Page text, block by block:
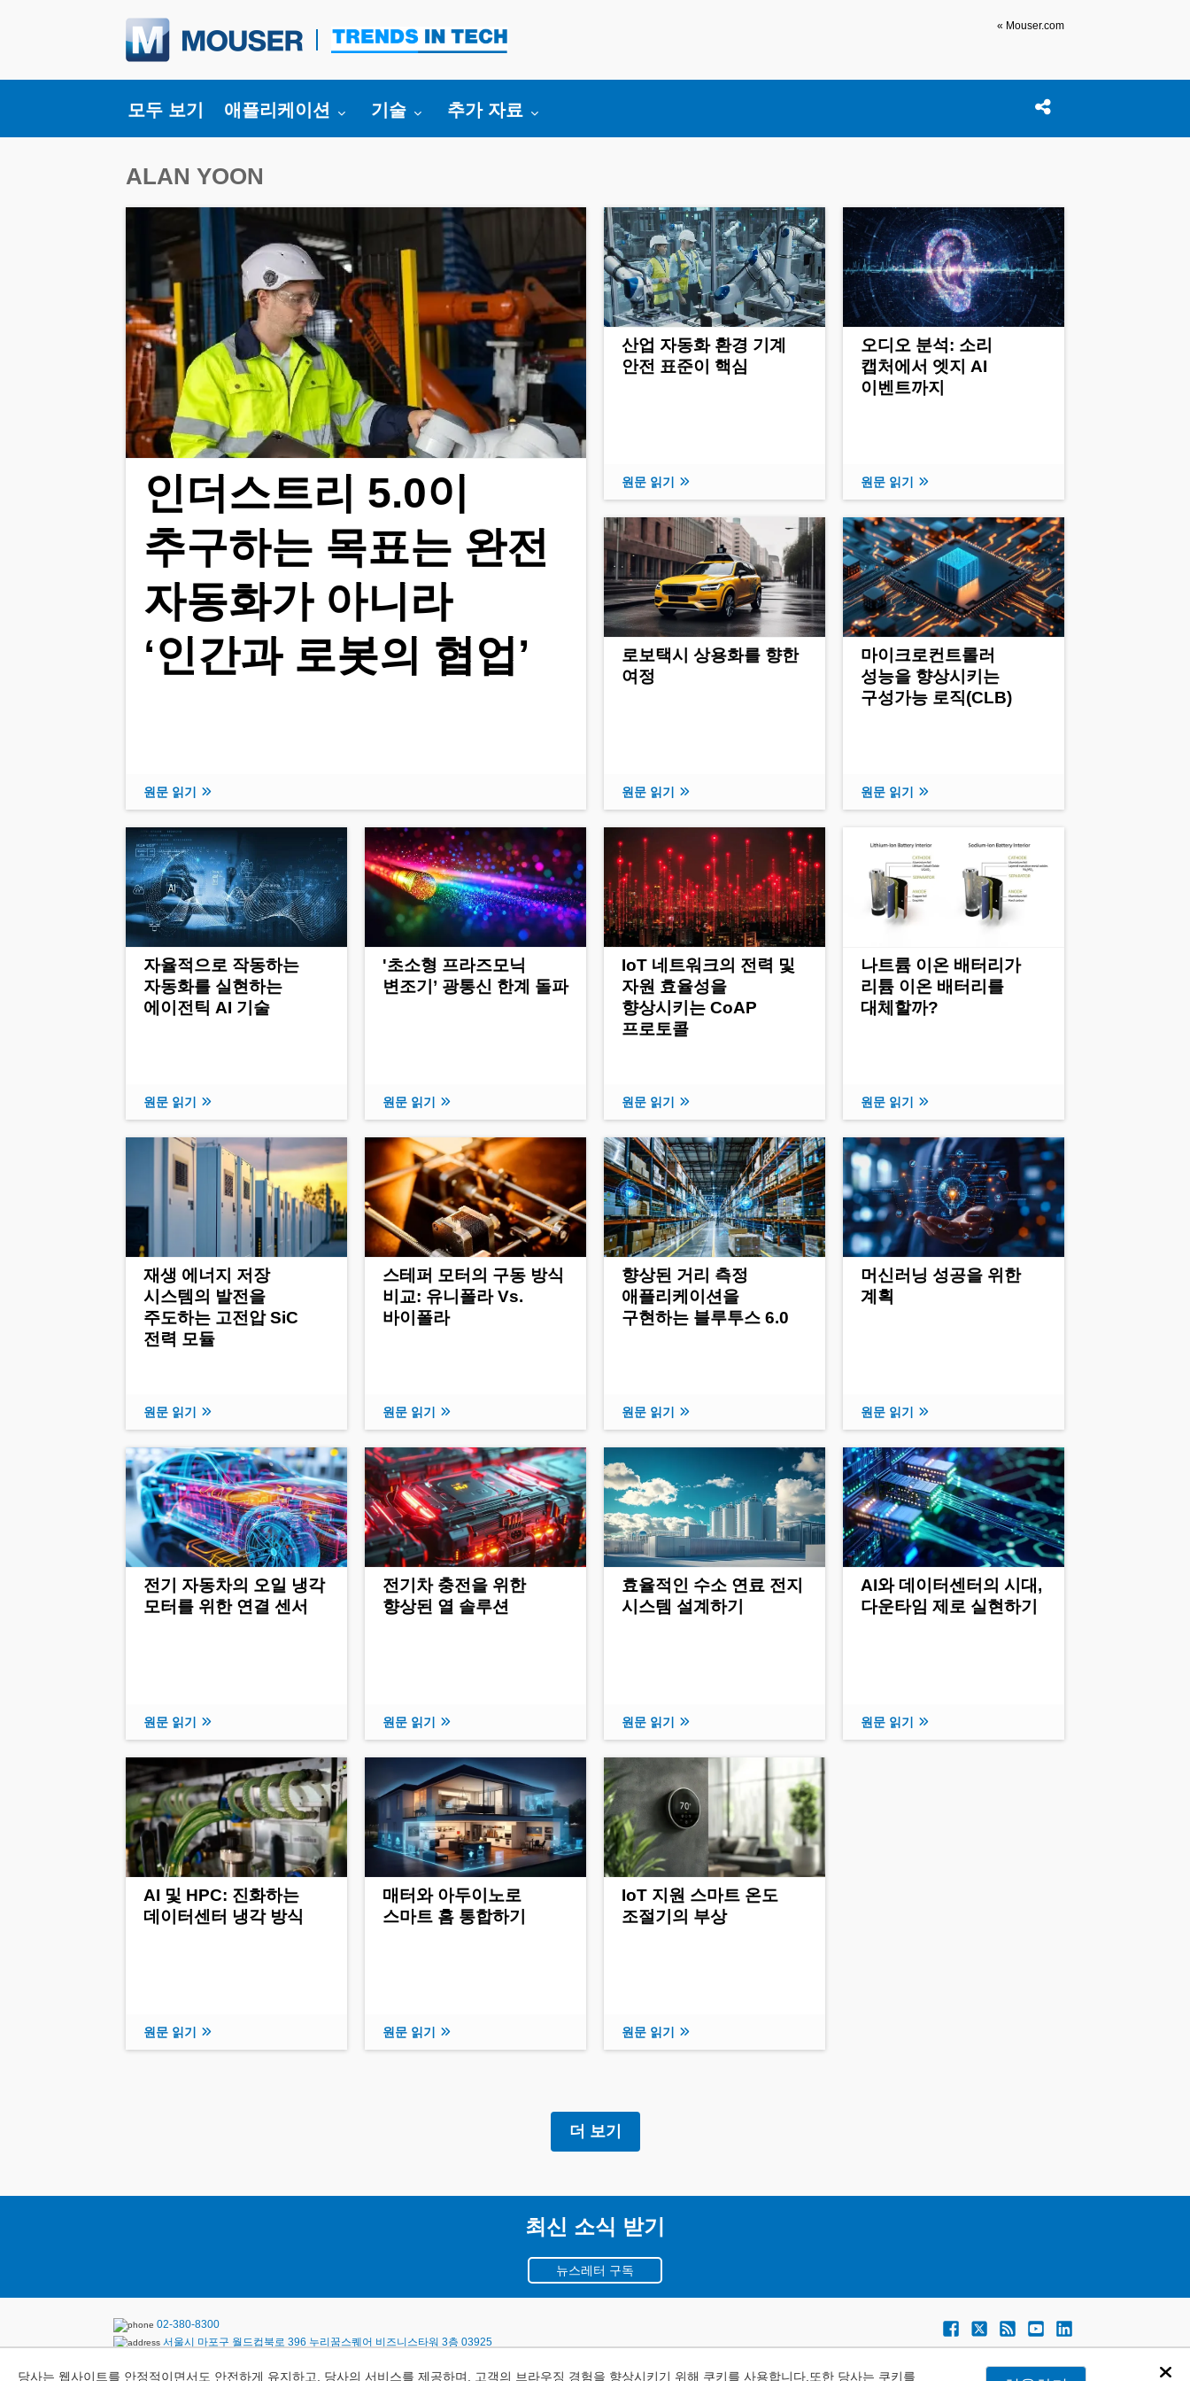
당사는 웹사이트를 안정적이면서도 안전하게 유지하고, 당사의 서비스를 제공하며, 고객의 브라우징 경험을 향상시키기 위해 쿠키를 사용합니다.또한 당사는 쿠키를
« Mouser.com
모두 보기 Toggle submenu for:
애플리케이션 Toggle submenu for:
기술 Toggle submenu for:
추가 자료 Open search box
이 허브 공유하기
ALAN YOON
인더스트리 5.0이
추구하는 목표는 완전
자동화가 아니라
‘인간과 로봇의 협업’
원문 읽기
산업 자동화 환경 기계
안전 표준이 핵심
원문 읽기
오디오 분석: 소리
캡처에서 엣지 AI
이벤트까지
원문 읽기
로보택시 상용화를 향한
여정
원문 읽기
마이크로컨트롤러
성능을 향상시키는
구성가능 로직(CLB)
원문 읽기
자율적으로 작동하는
자동화를 실현하는
에이전틱 AI 기술
원문 읽기
'초소형 프라즈모닉
변조기’ 광통신 한계 돌파
원문 읽기
IoT 네트워크의 전력 및
자원 효율성을
향상시키는 CoAP
프로토콜
원문 읽기
나트륨 이온 배터리가
리튬 이온 배터리를
대체할까?
원문 읽기
재생 에너지 저장
시스템의 발전을
주도하는 고전압 SiC
전력 모듈
원문 읽기
스테퍼 모터의 구동 방식
비교: 유니폴라 Vs.
바이폴라
원문 읽기
향상된 거리 측정
애플리케이션을
구현하는 블루투스 6.0
원문 읽기
머신러닝 성공을 위한
계획
원문 읽기
전기 자동차의 오일 냉각
모터를 위한 연결 센서
원문 읽기
전기차 충전을 위한
향상된 열 솔루션
원문 읽기
효율적인 수소 연료 전지
시스템 설계하기
원문 읽기
AI와 데이터센터의 시대,
다운타임 제로 실현하기
원문 읽기
AI 및 HPC: 진화하는
데이터센터 냉각 방식
원문 읽기
매터와 아두이노로
스마트 홈 통합하기
원문 읽기
IoT 지원 스마트 온도
조절기의 부상
원문 읽기
더 보기
최신 소식 받기
뉴스레터 구독
02-380-8300
서울시 마포구 월드컵북로 396 누리꿈스퀘어 비즈니스타워 3층 03925